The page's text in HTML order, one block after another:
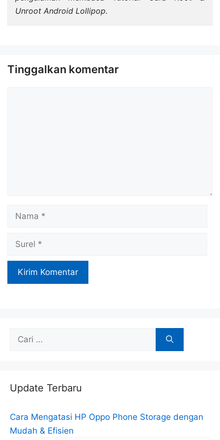
Unroot Android Lollipop.
Tinggalkan komentar
Nama
Surel
Cari
Update Terbaru
Cara Mengatasi HP Oppo Phone Storage dengan
Mudah & Efisien